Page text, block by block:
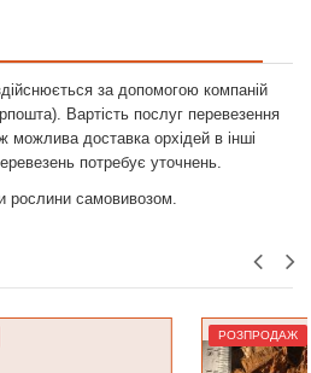
за допомогою компаній
Вартість послуг перевезення
можлива доставка орхідей в інші
потребує уточнень.
рослини самовивозом.